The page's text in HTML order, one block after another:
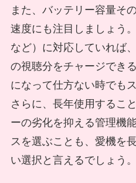
また、バッテリー容量そ
速度にも注目しましょう
など）に対応していれば
の視聴分をチャージでき
になって仕方ない時でも
さらに、長年使用するこ
ーの劣化を抑える管理機
スを選ぶことも、愛機を
い選択と言えるでしょう。